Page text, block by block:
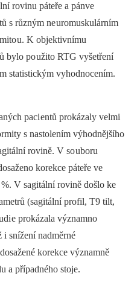
rovinu páteře a pánve
s různým ne uromuskulárním
u. K objektivnímu
bylo po užito RTG vyšetření
statistickým vyhodnocením.
paci entů prokázaly velmi
s nastolením výhodnějšího
rovině. V so uboru
korekce páteře ve
V sagitální rovině došlo ke
(sagitální profil, T9 tilt,
e prokázala významno
snížení nadměrné
korekce významně
a případného stoje.